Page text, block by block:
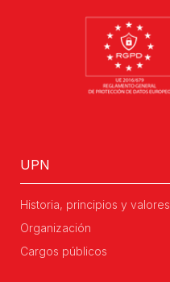
UPN
Historia, principios y valores
Organización
Cargos públicos